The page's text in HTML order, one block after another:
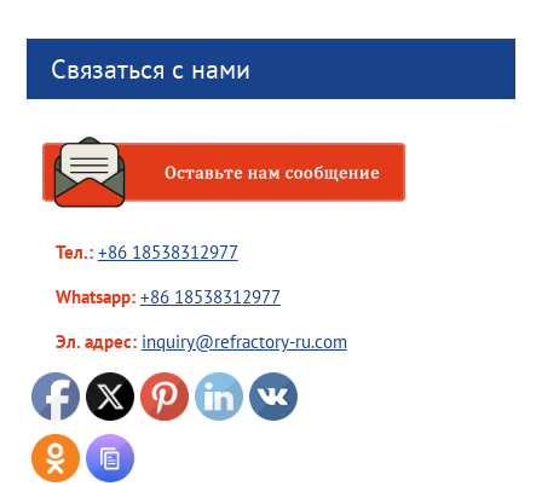
Связаться с нами
Тел.: +86 18538312977
Whatsapp: +86 18538312977
Эл. адрес: inquiry@refractory-ru.com